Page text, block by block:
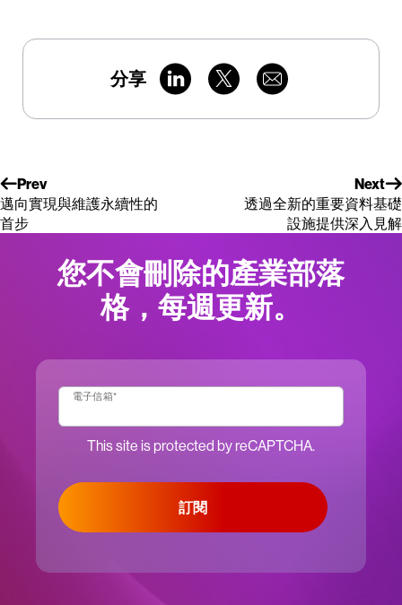
分享
Prev
邁向實現與維護永續性的
首步
Next
透過全新的重要資料基礎
設施提供深入見解
您不會刪除的產業部落
格，每週更新。
電子信箱*
This site is protected by reCAPTCHA.
訂閱